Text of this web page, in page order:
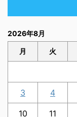
2026年8月
月 火
3 4
10 11